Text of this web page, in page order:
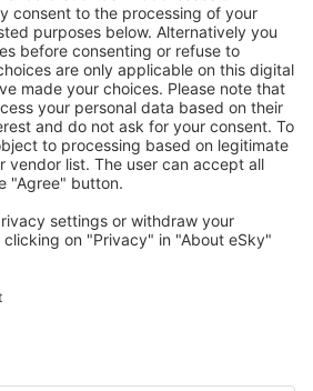
erneut mit anderen Suchkriterien.
vorbehalten.